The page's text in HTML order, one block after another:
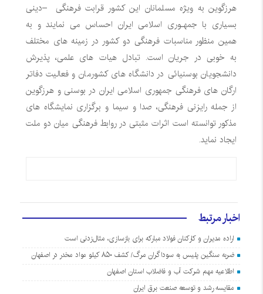
هرزگوین به ویژه مسلمانان این کشور قرابت فرهنگی
–دینی
بسیاری با جمهـوری اسلامی ایران احساس می نمایند و به
همین منظور مناسبات فرهنگی دو کشور در زمینه های مختلف
به خوبی در جریان است. تبادل هیات های علمی، پذیرش
دانشجویان بوسنیائی در دانشگاه های کشورمان و فعالیت دفاتر
ارگان های فرهنگی جمهوری اسلامی ایران در بوسنی و هرزگوین
از جمله رایزنی فرهنگی، صدا و سیما و برگزاری نمایشگاه های
مذکور توانسته است اثرات مثبتی در روابط فرهنگی میان دو ملت
ایجاد نماید.
اخبار مرتبط
اراده مدیران و کارکنان فولاد مبارکه برای بازسازی، مثال‌زدنی است
ضربه سنگین پلیس به سوداگران مرگ/ کشف ۸۵۰ کیلو مواد مخدر در اصفهان
اطلاعیه مهم شرکت آب و فاضلاب استان اصفهان
مقایسه رشد و توسعه صنعت برق ایران